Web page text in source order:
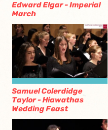
Edward Elgar - Imperial
March
Samuel Colerdidge
Taylor - Hiawathas
Wedding Feast